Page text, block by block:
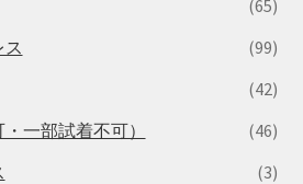
(65)
(99)
(42)
一部試着不可）
(46)
(3)